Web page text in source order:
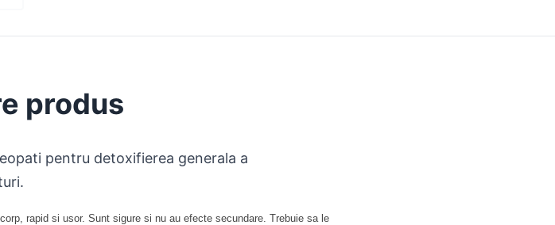
produs
pentru detoxifierea generala a
rapid si usor. Sunt sigure si nu au efecte secundare. Trebuie sa le